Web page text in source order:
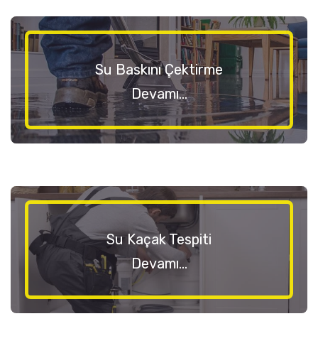
Su Baskını Çektirme
Devamı...
Su Kaçak Tespiti
Devamı...